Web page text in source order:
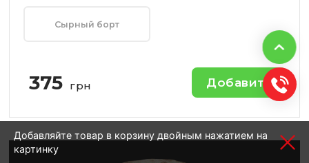
Сырный борт
375 грн Добавить
Кол-во:
Добавляйте товар в корзину двойным нажатием на
картинку